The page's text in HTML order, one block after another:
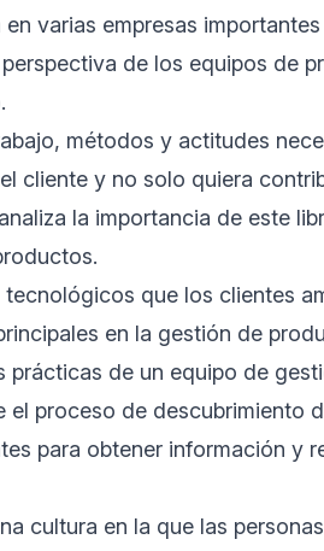
varias empresas
de los equipos de
métodos y actitudes
cliente y no solo quiera
la importancia de este
que los clientes
en la gestión de
prácticas de un equipo de
el proceso de descubrimiento
para obtener información y
cultura en la que las